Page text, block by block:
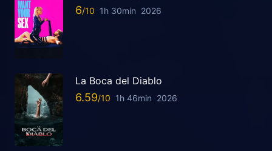
6 1h 30min 2026
La Boca del Diablo
6.59 1h 46min 2026